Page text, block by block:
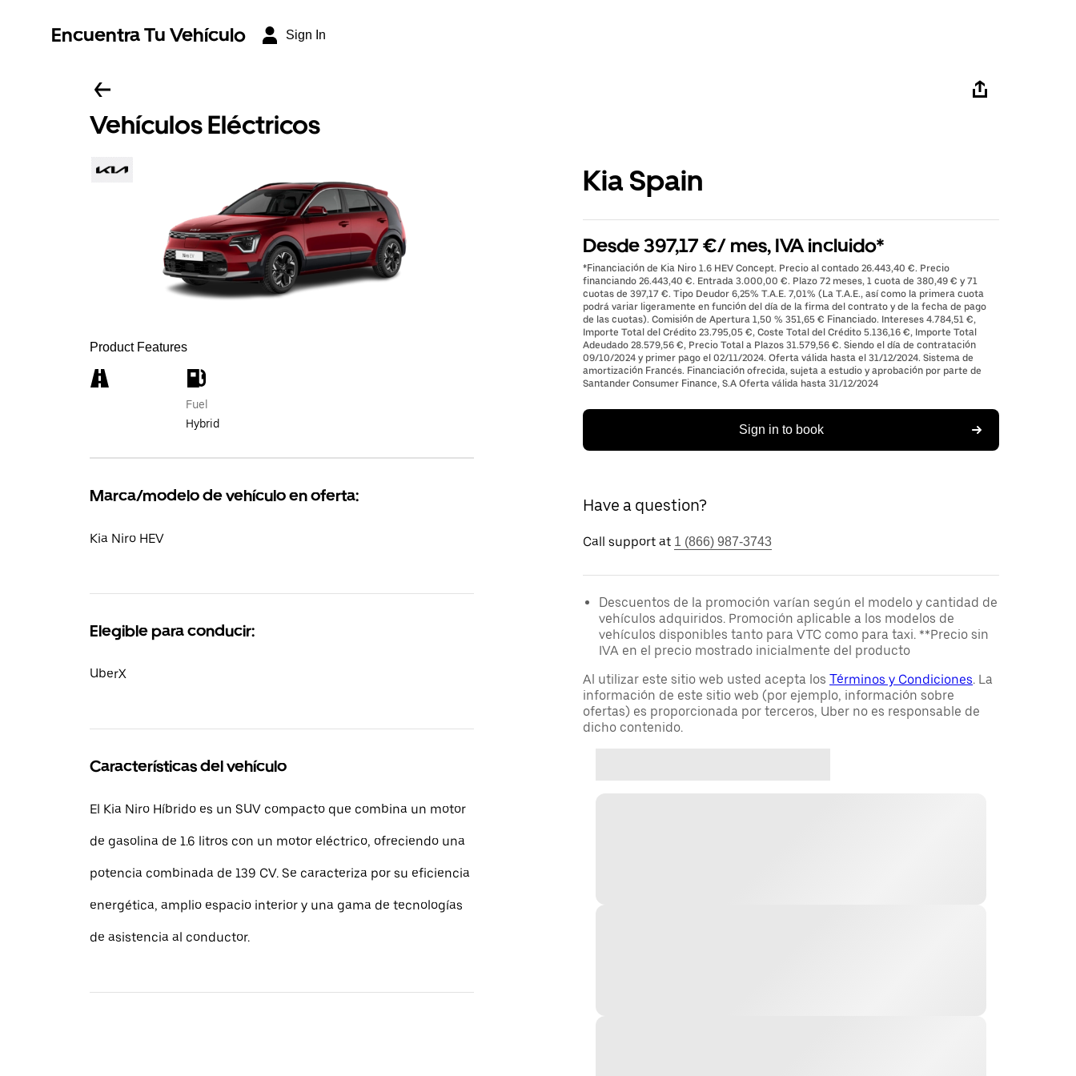
Encuentra Tu Vehículo Sign In
Vehículos Eléctricos
Product Features
Fuel
Hybrid
Marca/modelo de vehículo en oferta:
Kia Niro HEV
Elegible para conducir:
UberX
Características del vehículo
El Kia Niro Híbrido es un SUV compacto que combina un motor
de gasolina de 1.6 litros con un motor eléctrico, ofreciendo una
potencia combinada de 139 CV. Se caracteriza por su eficiencia
energética, amplio espacio interior y una gama de tecnologías
de asistencia al conductor.
Kia Spain
Desde 397,17 €/ mes, IVA incluido*
*Financiación de Kia Niro 1.6 HEV Concept. Precio al contado 26.443,40 €. Precio
financiando 26.443,40 €. Entrada 3.000,00 €. Plazo 72 meses, 1 cuota de 380,49 € y 71
cuotas de 397,17 €. Tipo Deudor 6,25% T.A.E. 7,01% (La T.A.E., así como la primera cuota
podrá variar ligeramente en función del día de la firma del contrato y de la fecha de pago
de las cuotas). Comisión de Apertura 1,50 % 351,65 € Financiado. Intereses 4.784,51 €,
Importe Total del Crédito 23.795,05 €, Coste Total del Crédito 5.136,16 €, Importe Total
Adeudado 28.579,56 €, Precio Total a Plazos 31.579,56 €. Siendo el día de contratación
09/10/2024 y primer pago el 02/11/2024. Oferta válida hasta el 31/12/2024. Sistema de
amortización Francés. Financiación ofrecida, sujeta a estudio y aprobación por parte de
Santander Consumer Finance, S.A Oferta válida hasta 31/12/2024
Sign in to book
Have a question?
Call support at 1 (866) 987-3743
Descuentos de la promoción varían según el modelo y cantidad de
vehículos adquiridos. Promoción aplicable a los modelos de
vehículos disponibles tanto para VTC como para taxi. **Precio sin
IVA en el precio mostrado inicialmente del producto
Al utilizar este sitio web usted acepta los Términos y Condiciones. La
información de este sitio web (por ejemplo, información sobre
ofertas) es proporcionada por terceros, Uber no es responsable de
dicho contenido.